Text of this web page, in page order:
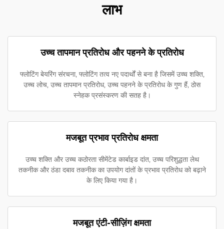
लाभ
उच्च तापमान प्रतिरोध और पहनने के प्रतिरोध
फ्लोटिंग बेयरिंग संरचना, फ्लोटिंग तत्व नए पदार्थों से बना है जिसमें उच्च शक्ति,
उच्च लोच, उच्च तापमान प्रतिरोध, उच्च पहनने के प्रतिरोध के गुण हैं, ठोस
स्नेहक प्रसंस्करण की सतह है।
मजबूत प्रभाव प्रतिरोध क्षमता
उच्च शक्ति और उच्च कठोरता सीमेंटेड कार्बाइड दांत, उच्च परिशुद्धता लेथ
तकनीक और ठंडा दबाव तकनीक का उपयोग दांतों के प्रभाव प्रतिरोध को बढ़ाने
के लिए किया गया है।
मजबूत एंटी-सीज़िंग क्षमता